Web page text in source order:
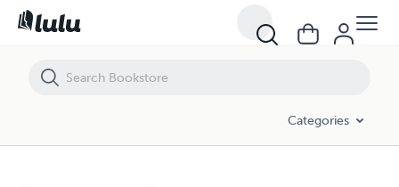
Categories
La nouvelle Emma, ou Les caractères anglais du siècle